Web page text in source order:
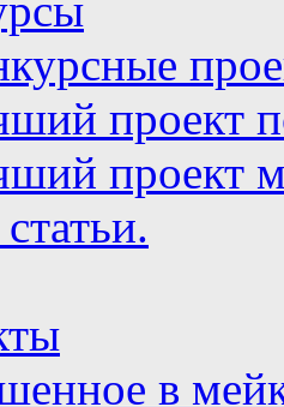
проект
проект
в